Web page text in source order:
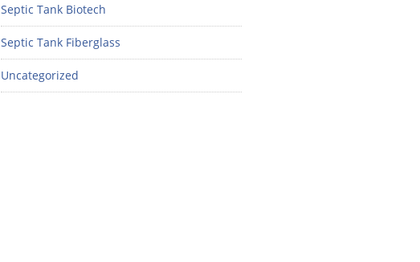
Septic Tank Biotech
Septic Tank Fiberglass
Uncategorized